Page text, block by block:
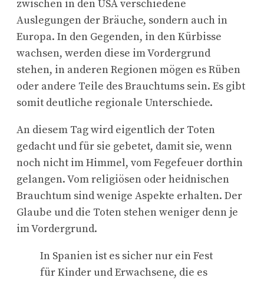
zwischen in den USA verschiedene
Auslegungen der Bräuche, sondern auch in
Europa. In den Gegenden, in den Kürbisse
wachsen, werden diese im Vordergrund
stehen, in anderen Regionen mögen es Rüben
oder andere Teile des Brauchtums sein. Es gibt
somit deutliche regionale Unterschiede.
An diesem Tag wird eigentlich der Toten
gedacht und für sie gebetet, damit sie, wenn
noch nicht im Himmel, vom Fegefeuer dorthin
gelangen. Vom religiösen oder heidnischen
Brauchtum sind wenige Aspekte erhalten. Der
Glaube und die Toten stehen weniger denn je
im Vordergrund.
In Spanien ist es sicher nur ein Fest
für Kinder und Erwachsene, die es